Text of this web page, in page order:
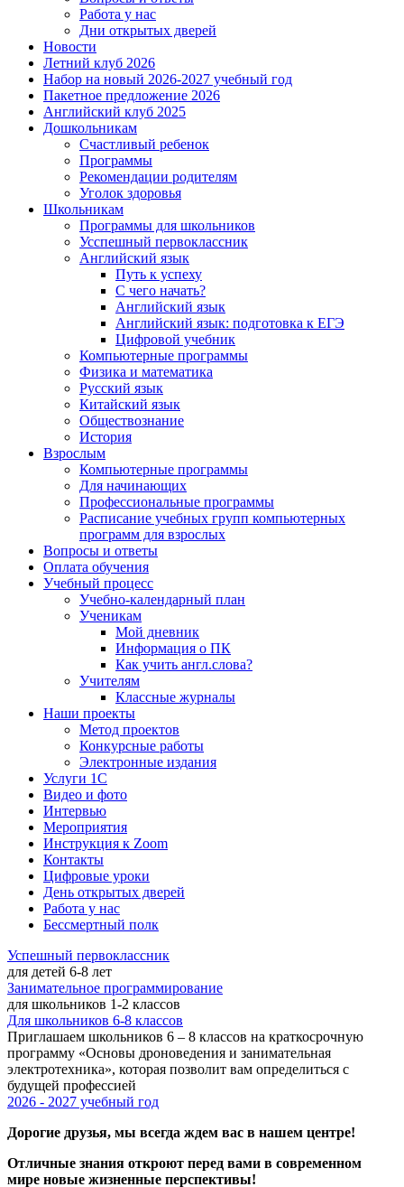
Работа у нас
Дни открытых дверей
Новости
Летний клуб 2026
Набор на новый 2026-2027 учебный год
Пакетное предложение 2026
Английский клуб 2025
Дошкольникам
Счастливый ребенок
Программы
Рекомендации родителям
Уголок здоровья
Школьникам
Программы для школьников
Усспешный первоклассник
Английский язык
Путь к успеху
С чего начать?
Английский язык
Английский язык: подготовка к ЕГЭ
Цифровой учебник
Компьютерные программы
Физика и математика
Русский язык
Китайский язык
Обществознание
История
Взрослым
Компьютерные программы
Для начинающих
Профессиональные программы
Расписание учебных групп компьютерных
программ для взрослых
Вопросы и ответы
Оплата обучения
Учебный процесс
Учебно-календарный план
Ученикам
Мой дневник
Информация о ПК
Как учить англ.слова?
Учителям
Классные журналы
Наши проекты
Метод проектов
Конкурсные работы
Электронные издания
Услуги 1C
Видео и фото
Интервью
Мероприятия
Инструкция к Zoom
Контакты
Цифровые уроки
День открытых дверей
Работа у нас
Бессмертный полк
Успешный первоклассник
для детей 6-8 лет
Занимательное программирование
для школьников 1-2 классов
Для школьников 6-8 классов
Приглашаем школьников 6 – 8 классов на краткосрочную
программу «Основы дроноведения и занимательная
электротехника», которая позволит вам определиться с
будущей профессией
2026 - 2027 учебный год
Дорогие друзья, мы всегда ждем вас в нашем центре!
Отличные знания откроют перед вами в современном
мире новые жизненные перспективы!